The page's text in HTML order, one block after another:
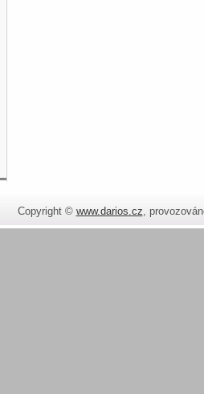
Copyright © www.darios.cz,